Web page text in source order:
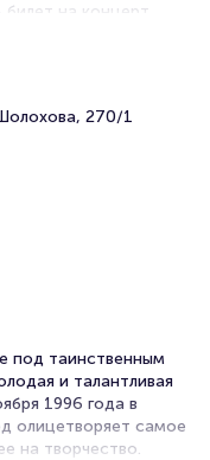
на концерт.
для покупки и
формата.
Билеты на
270/1
под таинственным
и талантливая
1996 года в
олицетворяет самое
на творчество.